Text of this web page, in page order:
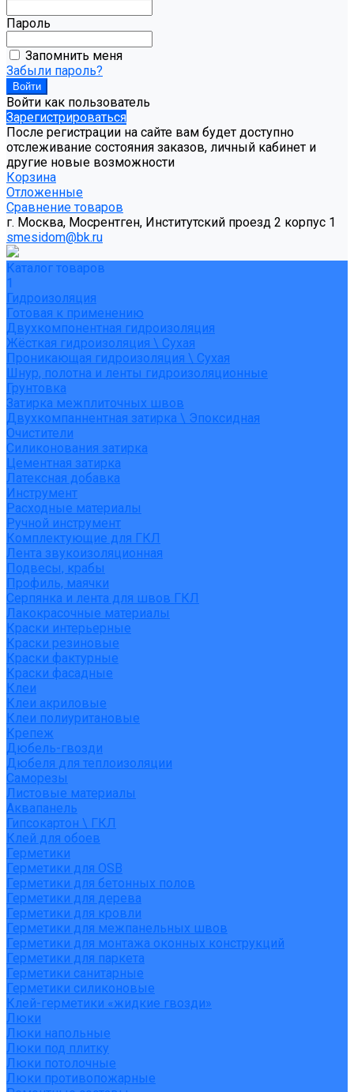
Пароль
Запомнить меня
Забыли пароль?
Войти как пользователь
Зарегистрироваться
После регистрации на сайте вам будет доступно
отслеживание состояния заказов, личный кабинет и
другие новые возможности
Корзина
Отложенные
Сравнение товаров
г. Москва, Мосрентген, Институтский проезд 2 корпус 1
smesidom@bk.ru
Каталог товаров
1
Гидроизоляция
Готовая к применению
Двухкомпонентная гидроизоляция
Жёсткая гидроизоляция \ Сухая
Проникающая гидроизоляция \ Сухая
Шнур, полотна и ленты гидроизоляционные
Грунтовка
Затирка межплиточных швов
Двухкомпаннентная затирка \ Эпоксидная
Очистители
Силиконования затирка
Цементная затирка
Латексная добавка
Инструмент
Расходные материалы
Ручной инструмент
Комплектующие для ГКЛ
Лента звукоизоляционная
Подвесы, крабы
Профиль, маячки
Серпянка и лента для швов ГКЛ
Лакокрасочные материалы
Краски интерьерные
Краски резиновые
Краски фактурные
Краски фасадные
Клеи
Клеи акриловые
Клеи полиуритановые
Крепеж
Дюбель-гвозди
Дюбеля для теплоизоляции
Саморезы
Листовые материалы
Аквапанель
Гипсокартон \ ГКЛ
Клей для обоев
Герметики
Герметики для OSB
Герметики для бетонных полов
Герметики для дерева
Герметики для кровли
Герметики для межпанельных швов
Герметики для монтажа оконных конструкций
Герметики для паркета
Герметики санитарные
Герметики силиконовые
Клей-герметики «жидкие гвозди»
Люки
Люки напольные
Люки под плитку
Люки потолочные
Люки противопожарные